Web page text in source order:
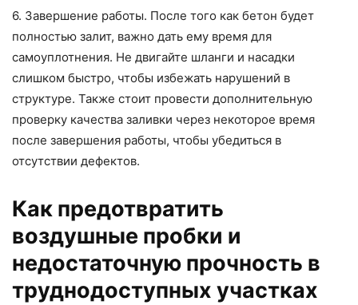
6. Завершение работы. После того как бетон будет
полностью залит, важно дать ему время для
самоуплотнения. Не двигайте шланги и насадки
слишком быстро, чтобы избежать нарушений в
структуре. Также стоит провести дополнительную
проверку качества заливки через некоторое время
после завершения работы, чтобы убедиться в
отсутствии дефектов.
Как предотвратить
воздушные пробки и
недостаточную прочность в
труднодоступных участках